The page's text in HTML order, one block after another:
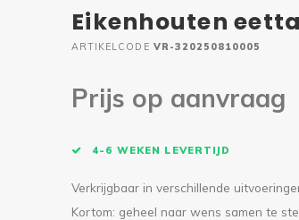
Eikenhouten
ARTIKELCODE VR-320250810005
Prijs op aanvraag
4-6 WEKEN LEVERTIJD
Verkrijgbaar in verschillende
Kortom: geheel naar wens samen te